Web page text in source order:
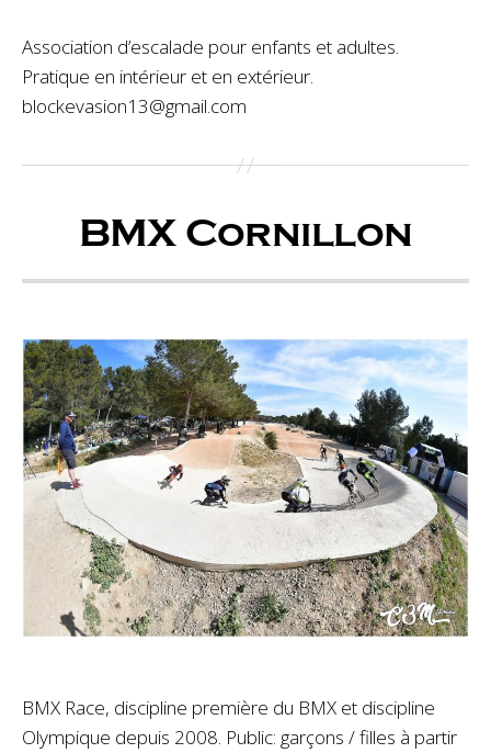
Association d’escalade pour enfants et adultes.
Pratique en intérieur et en extérieur.
blockevasion13@gmail.com
BMX Cornillon
BMX Race, discipline première du BMX et discipline
Olympique depuis 2008. Public: garçons / filles à partir